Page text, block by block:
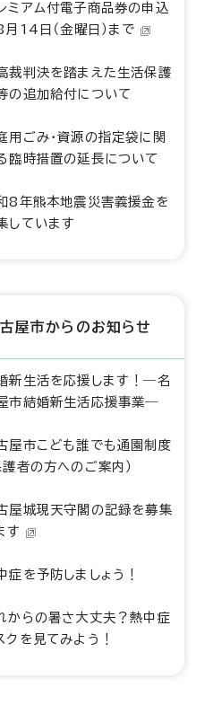
ミアム付電子商品券の申込
月14日（金曜日）まで
裁判決を踏まえた生活保護
の追加給付について
用ごみ・資源の指定袋に関
臨時措置の延長について
8年熊本地震災害義援金を
しています
屋市からのお知らせ
新生活を応援します！―名
市結婚新生活応援事業―
屋市こども誰でも通園制度
護者の方へのご案内）
屋城現天守閣の記録を募集
す
症を予防しましょう！
からの暑さ大丈夫？熱中症
クを見てみよう！